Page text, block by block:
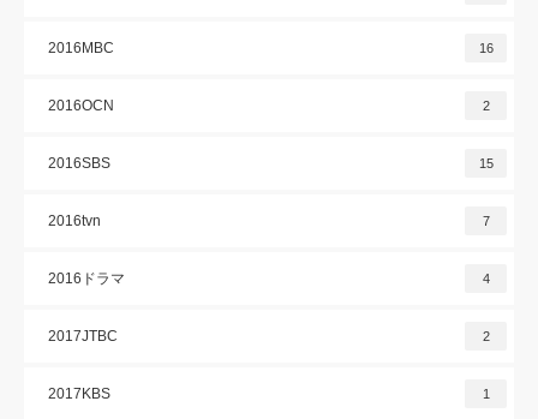
2016MBC 16
2016OCN 2
2016SBS 15
2016tvn 7
2016ドラマ 4
2017JTBC 2
2017KBS 1